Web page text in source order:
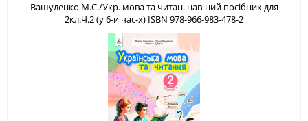
Вашуленко М.С./Укр. мова та читан. нав-ний посібник для
2кл.Ч.2 (у 6-и час-х) ISBN 978-966-983-478-2